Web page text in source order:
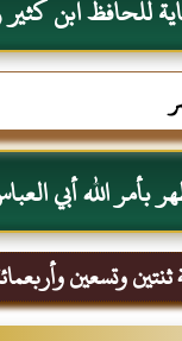
للحافظ ابن كثير
بأمر الله أبي
وتسعين